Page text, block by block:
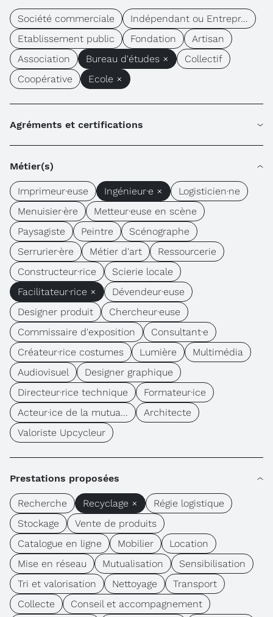
Société commerciale
Indépendant ou Entrepr...
Etablissement public
Fondation
Artisan
Association
Bureau d'études ×
Collectif
Coopérative
Ecole ×
Agréments et certifications
Métier(s)
Imprimeur·euse Ingénieur·e ×
Logisticien·ne
Menuisier·ère
Metteur·euse en scène
Paysagiste
Peintre
Scénographe
Serrurier·ère
Métier d'art
Ressourcerie
Constructeur·rice
Scierie locale
Facilitateur·rice ×
Dévendeur·euse
Designer produit
Chercheur·euse
Commissaire d'exposition
Consultant·e
Créateur·rice costumes
Lumière
Multimédia
Audiovisuel
Designer graphique
Directeur·rice technique
Formateur·ice
Acteur·ice de la mutua...
Architecte
Valoriste Upcycleur
Prestations proposées
Recherche Recyclage ×
Régie logistique
Stockage
Vente de produits
Catalogue en ligne
Mobilier
Location
Mise en réseau
Mutualisation
Sensibilisation
Tri et valorisation
Nettoyage
Transport
Collecte
Conseil et accompagnement